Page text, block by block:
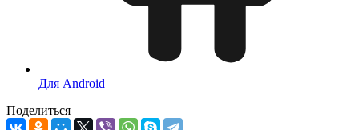
Для Android
Поделиться